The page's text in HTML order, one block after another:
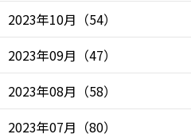
2023年10月 （54）
2023年09月 （47）
2023年08月 （58）
2023年07月 （80）